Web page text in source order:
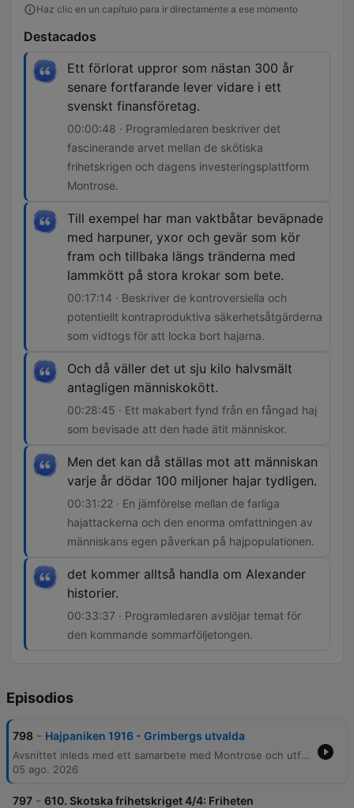
Haz clic en un capítulo para ir directamente a ese momento
Destacados
Ett förlorat uppror som nästan 300 år
senare fortfarande lever vidare i ett
svenskt finansföretag.
00:00:48 · Programledaren beskriver det
fascinerande arvet mellan de skötiska
frihetskrigen och dagens investeringsplattform
Montrose.
Till exempel har man vaktbåtar beväpnade
med harpuner, yxor och gevär som kör
fram och tillbaka längs tränderna med
lammkött på stora krokar som bete.
00:17:14 · Beskriver de kontroversiella och
potentiellt kontraproduktiva säkerhetsåtgärderna
som vidtogs för att locka bort hajarna.
Och då väller det ut sju kilo halvsmält
antagligen människokött.
00:28:45 · Ett makabert fynd från en fångad haj
som bevisade att den hade ätit människor.
Men det kan då ställas mot att människan
varje år dödar 100 miljoner hajar tydligen.
00:31:22 · En jämförelse mellan de farliga
hajattackerna och den enorma omfattningen av
människans egen påverkan på hajpopulationen.
det kommer alltså handla om Alexander
historier.
00:33:37 · Programledaren avslöjar temat för
den kommande sommarföljetongen.
Episodios
798 - Hajpaniken 1916 - Grimbergs utvalda
Avsnittet inleds med ett samarbete med Montrose och utforskar kopplingarna mellan skotsk historia och det svenska finansföretaget Carnegie, innan samtalet går vidare till fascinationen för hajar och hur de verkliga hajattackerna i New Jersey 1916 inspirerade Steven Spielbergs Jaws. Vidare beskrivs de intensiva attackerna längs USA:s östkust 1916, de desperata säkerhetsinsatserna och paniken som följde. Avsnittet berör även global hajstatistik samt blickar framåt mot en kommande sommarföljetong om Alexander historier.
05 ago. 2026
797 - 610. Skotska frihetskriget 4/4: Friheten